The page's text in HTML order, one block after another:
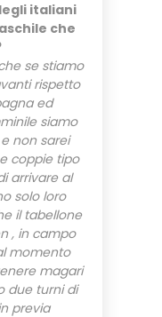
italiani
che
se stiamo
rispetto
ed
siamo
non sarei
coppie tipo
arrivare al
solo loro
il tabellone
, in campo
momento
magari
due turni di
previa